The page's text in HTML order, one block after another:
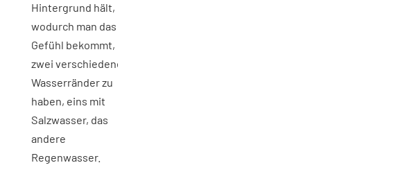
Hintergrund hält,
wodurch man das
Gefühl bekommt,
zwei verschiedene
Wasserränder zu
haben, eins mit
Salzwasser, das
andere
Regenwasser.